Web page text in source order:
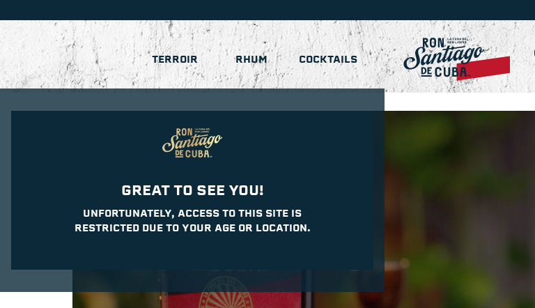
GREAT TO SEE YOU!
UNFORTUNATELY, ACCESS TO THIS SITE IS
RESTRICTED DUE TO YOUR AGE OR LOCATION.
TERROIR RHUM COCKTAILS